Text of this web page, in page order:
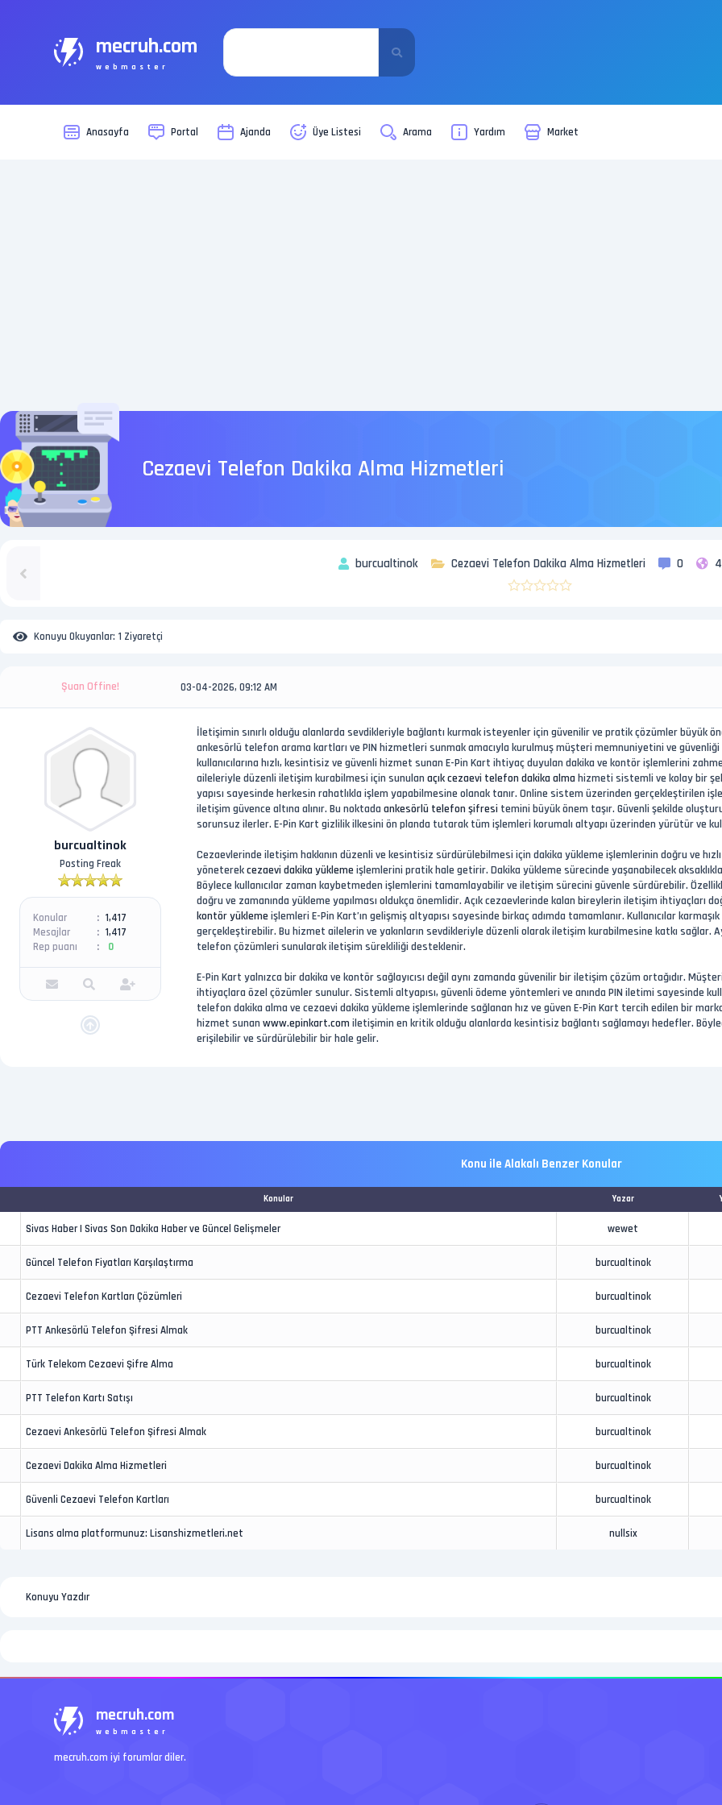
mecruh.com
webmaster
Anasayfa Portal Ajanda Üye Listesi Arama Yardım Market
Cezaevi Telefon Dakika Alma Hizmetleri
burcualtinok Cezaevi Telefon Dakika Alma Hizmetleri 0
Konuyu Okuyanlar: 1 Ziyaretçi
Şuan Offine! 03-04-2026, 09:12 AM
burcualtinok
Posting Freak
Konular
1,417
Mesajlar
1,417
Rep puanı
0
İletişimin sınırlı olduğu alanlarda sevdikleriyle bağlantı kurmak isteyenler için güvenilir ve pratik çözümler büyük
ankesörlü telefon arama kartları ve PIN hizmetleri sunmak amacıyla kurulmuş müşteri memnuniyetini ve
kullanıcılarına hızlı, kesintisiz ve güvenli hizmet sunan E-Pin Kart ihtiyaç duyulan dakika ve kontör işlemlerini
aileleriyle düzenli iletişim kurabilmesi için sunulan açık cezaevi telefon dakika alma hizmeti sistemli ve kolay bir
yapısı sayesinde herkesin rahatlıkla işlem yapabilmesine olanak tanır. Online sistem üzerinden gerçekleştirilen
iletişim güvence altına alınır. Bu noktada ankesörlü telefon şifresi temini büyük önem taşır. Güvenli şekilde
sorunsuz ilerler. E-Pin Kart gizlilik ilkesini ön planda tutarak tüm işlemleri korumalı altyapı üzerinden yürütür ve
Cezaevlerinde iletişim hakkının düzenli ve kesintisiz sürdürülebilmesi için dakika yükleme işlemlerinin doğru ve
yöneterekcezaevi dakika yükleme işlemlerini pratik hale getirir. Dakika yükleme sürecinde yaşanabilecek
Böylece kullanıcılar zaman kaybetmeden işlemlerini tamamlayabilir ve iletişim sürecini güvenle sürdürebilir.
doğru ve zamanında yükleme yapılması oldukça önemlidir. Açık cezaevlerinde kalan bireylerin iletişim ihtiyaçları
kontör yükleme işlemleri E-Pin Kart’ın gelişmiş altyapısı sayesinde birkaç adımda tamamlanır. Kullanıcılar
gerçekleştirebilir. Bu hizmet ailelerin ve yakınların sevdikleriyle düzenli olarak iletişim kurabilmesine katkı sağlar.
telefon çözümleri sunularak iletişim sürekliliği desteklenir.
E-Pin Kart yalnızca bir dakika ve kontör sağlayıcısı değil aynı zamanda güvenilir bir iletişim çözüm ortağıdır.
ihtiyaçlara özel çözümler sunulur. Sistemli altyapısı, güvenli ödeme yöntemleri ve anında PIN iletimi sayesinde
telefon dakika alma ve cezaevi dakika yükleme işlemlerinde sağlanan hız ve güven E-Pin Kart tercih edilen bir
hizmet sunan www.epinkart.com iletişimin en kritik olduğu alanlarda kesintisiz bağlantı sağlamayı hedefler.
erişilebilir ve sürdürülebilir bir hale gelir.
Konu ile Alakalı Benzer Konular
Konular Yazar
Sivas Haber | Sivas Son Dakika Haber ve Güncel Gelişmeler wewet
Güncel Telefon Fiyatları Karşılaştırma burcualtinok
Cezaevi Telefon Kartları Çözümleri burcualtinok
PTT Ankesörlü Telefon Şifresi Almak burcualtinok
Türk Telekom Cezaevi Şifre Alma burcualtinok
PTT Telefon Kartı Satışı burcualtinok
Cezaevi Ankesörlü Telefon Şifresi Almak burcualtinok
Cezaevi Dakika Alma Hizmetleri burcualtinok
Güvenli Cezaevi Telefon Kartları burcualtinok
Lisans alma platformunuz: Lisanshizmetleri.net nullsix
Konuyu Yazdır
mecruh.com
webmaster
mecruh.com iyi forumlar diler.